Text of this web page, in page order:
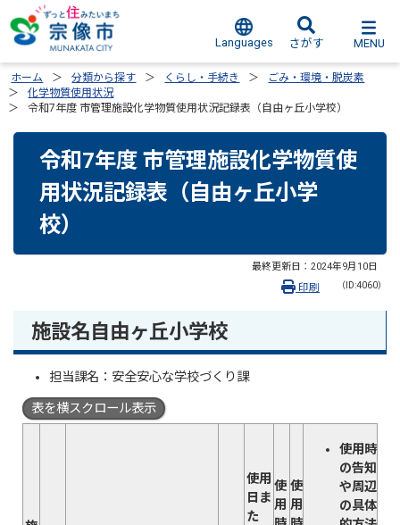
Languages さがす MENU
ホーム 分類から探す くらし・手続き
ごみ・環境・脱炭素
化学物質使用状況
令和7年度 市管理施設化学物質使用状況記録表（自由ヶ丘小学校）
令和7年度 市管理施設化学物質使
用状況記録表（自由ヶ丘小学
校）
最終更新日： 2024年9月10日
（ID:4060）
印刷
施設名自由ヶ丘小学校
担当課名：安全安心な学校づくり課
表を横スクロール表示
使用
日ま
た
使
用
使
用
使用時
の告知
や周辺
の具体